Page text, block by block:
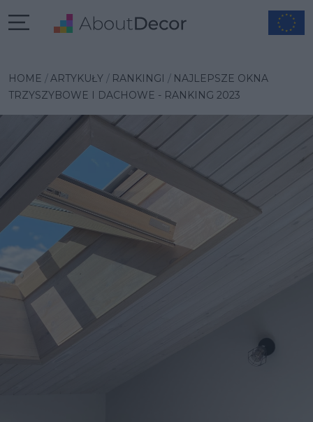
HOME ARTYKUŁY RANKINGI
NAJLEPSZE OKNA
TRZYSZYBOWE I DACHOWE - RANKING 2023